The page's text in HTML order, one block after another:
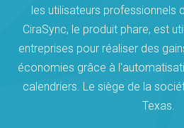
les utilisateurs professionnels
CiraSync, le produit phare, est
entreprises pour réaliser des
économies grâce à
calendriers. Le siège de la
Texas.